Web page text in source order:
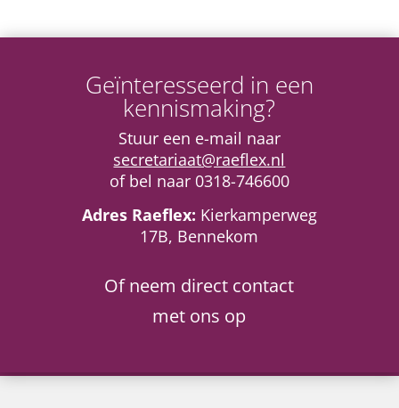
Geïnteresseerd in een
kennismaking?
Stuur een e-mail naar
secretariaat@raeflex.nl
of bel naar 0318-746600
Adres Raeflex: Kierkamperweg
17B, Bennekom
Of neem direct contact
met ons op